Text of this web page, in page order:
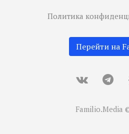
Политика
Перейти на
Familio.Media